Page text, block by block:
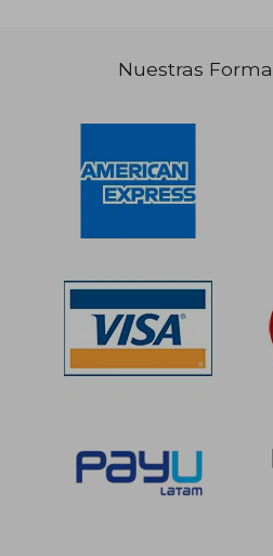
S/ 189,57
Nuestras